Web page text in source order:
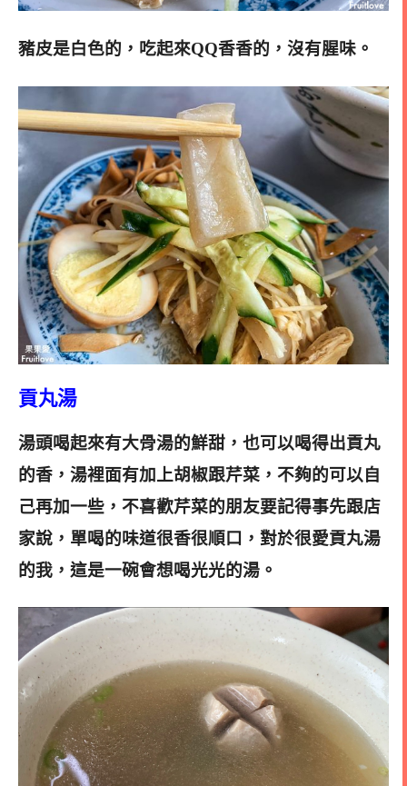
豬皮是白色的，吃起來QQ香香的，沒有腥味。
貢丸湯
湯頭喝起來有大骨湯的鮮甜，也可以喝得出貢丸
的香，湯裡面有加上胡椒跟芹菜，不夠的可以自
己再加一些，不喜歡芹菜的朋友要記得事先跟店
家說，單喝的味道很香很順口，對於很愛貢丸湯
的我，這是一碗會想喝光光的湯。